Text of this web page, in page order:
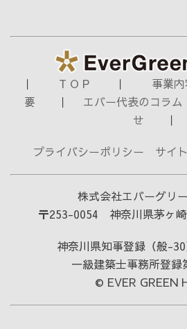
｜ T O P ｜ 事業
要 ｜ エバー代表のコラム
せ ｜
プライバシーポリシー サイ
株式会社エバーグリ
〒253-0054 神奈川県茅ヶ
神奈川県知事登録（般-
一級建築士事務所登録
© EVER GREEN